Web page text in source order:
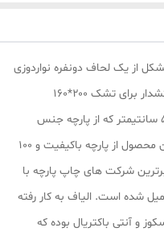
از یک لحاف دونفره نواردوزی
با سایز ۲۴۰*۲۲۰ سانتیمتر و یک ملحفه کشدار برای تشک ۲۰۰*۱۶۰
سانتیمتر و ۴ عدد روبالشی با سایز ۷۰ *۵۰ سانتیمتر که از پارچه جنس
ساتین پنبه ﻣﺮﻏﻮب دوخته شده است. این محصول از پارچه باکیفیت و ۱۰۰
شرکت های چاپ پارچه با
۱ و ری اکتیو تکمیل شده است. الیاف به کار رفته
۳۵۰ الی ۴۰۰ گرم ویسکوز و آنتی باکتریال بوده که